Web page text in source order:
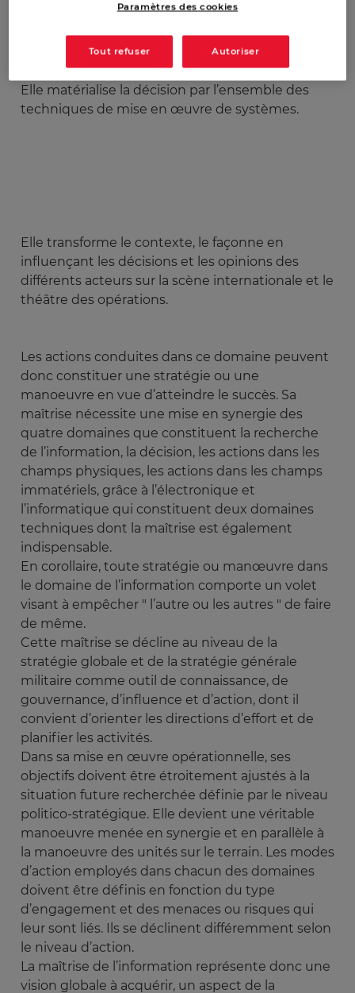
Elle matérialise la décision par l’ensemble des
techniques de mise en œuvre de systèmes.
Elle transforme le contexte, le façonne en
influençant les décisions et les opinions des
différents acteurs sur la scène internationale et le
théâtre des opérations.
Les actions conduites dans ce domaine peuvent
donc constituer une stratégie ou une
manoeuvre en vue d’atteindre le succès. Sa
maîtrise nécessite une mise en synergie des
quatre domaines que constituent la recherche
de l’information, la décision, les actions dans les
champs physiques, les actions dans les champs
immatériels, grâce à l’électronique et
l’informatique qui constituent deux domaines
techniques dont la maîtrise est également
indispensable.
En corollaire, toute stratégie ou manœuvre dans
le domaine de l’information comporte un volet
visant à empêcher " l’autre ou les autres " de faire
de même.
Cette maîtrise se décline au niveau de la
stratégie globale et de la stratégie générale
militaire comme outil de connaissance, de
gouvernance, d’influence et d’action, dont il
convient d’orienter les directions d’effort et de
planifier les activités.
Dans sa mise en œuvre opérationnelle, ses
objectifs doivent être étroitement ajustés à la
situation future recherchée définie par le niveau
politico-stratégique. Elle devient une véritable
manoeuvre menée en synergie et en parallèle à
la manoeuvre des unités sur le terrain. Les modes
d’action employés dans chacun des domaines
doivent être définis en fonction du type
d’engagement et des menaces ou risques qui
leur sont liés. Ils se déclinent différemment selon
le niveau d’action.
La maîtrise de l’information représente donc une
vision globale à acquérir, un aspect de la
Paramètres des cookies
Tout refuser Autoriser